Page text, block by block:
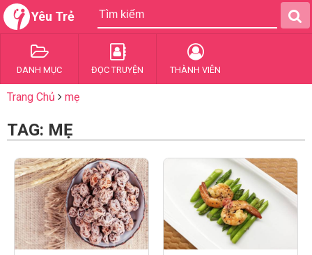
Yêu Trẻ
DANH MỤC ĐỌC TRUYỆN THÀNH VIÊN
Trang Chủ mẹ
TAG: MẸ